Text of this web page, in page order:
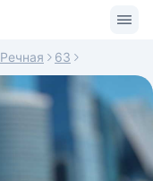
Речная 63